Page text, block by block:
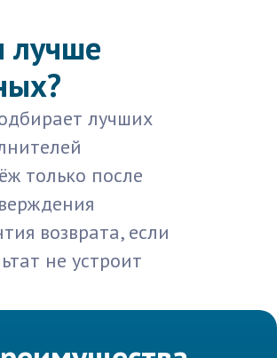
лучших
только после
возврата, если
не устроит